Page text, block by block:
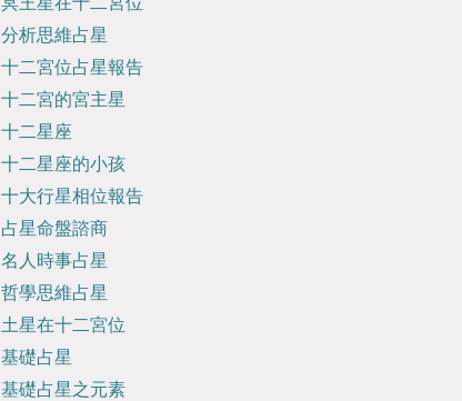
分析思維占星
十二宮位占星報告
十二宮的宮主星
十二星座
十二星座的小孩
十大行星相位報告
占星命盤諮商
名人時事占星
哲學思維占星
土星在十二宮位
基礎占星
基礎占星之元素